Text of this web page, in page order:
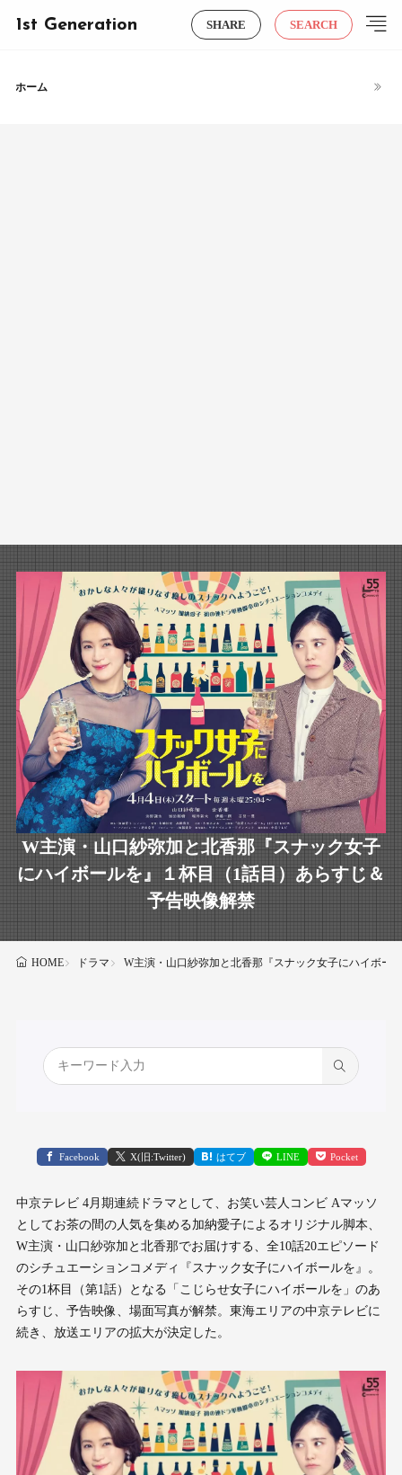
1st Generation SHARE SEARCH
ホーム
W主演・山口紗弥加と北香那『スナック女子
にハイボールを』１杯目（1話目）あらすじ＆
予告映像解禁
HOME ドラマ W主演・山口紗弥加と北香那『スナック女子にハイボー
Facebook X(旧:Twitter) はてブ LINE Pocket
中京テレビ 4月期連続ドラマとして、お笑い芸人コンビ Aマッソ
としてお茶の間の人気を集める加納愛子によるオリジナル脚本、
W主演・山口紗弥加と北香那でお届けする、全10話20エピソード
のシチュエーションコメディ『スナック女子にハイボールを』。
その1杯目（第1話）となる「こじらせ女子にハイボールを」のあ
らすじ、予告映像、場面写真が解禁。東海エリアの中京テレビに
続き、放送エリアの拡大が決定した。